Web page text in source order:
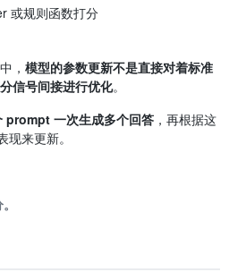
或规则函数打分
， 模型的参数更新不是直接对着标准
信号间接进行优化。
prompt 一次生成多个回答 ，再根据这
来更新。